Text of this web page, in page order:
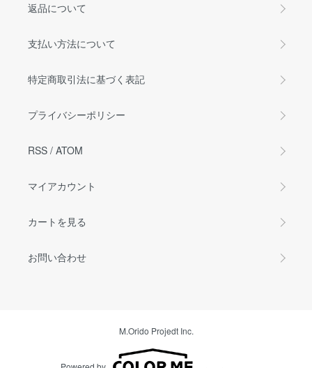
返品について
支払い方法について
特定商取引法に基づく表記
プライバシーポリシー
RSS / ATOM
マイアカウント
カートを見る
お問い合わせ
M.Orido Projedt Inc.